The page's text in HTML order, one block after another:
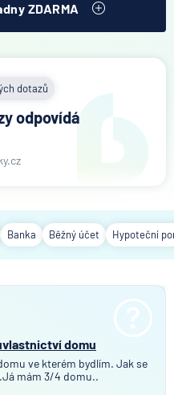
ZDARMA
dotazů
odpovídá
Banka Běžný účet Hypoteční
domu
ve kterém bydlím. Jak se
mám 3/4 domu..